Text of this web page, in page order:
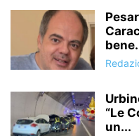
“Le
un...